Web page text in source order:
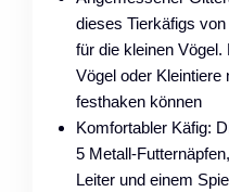
dieses Tierkäfigs
für die kleinen
Vögel oder
festhaken können
Komfortabler Käfig:
5 Metall-
Leiter und einem